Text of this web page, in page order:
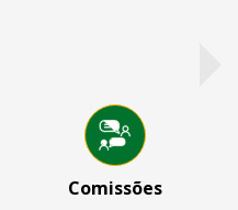
Comissões